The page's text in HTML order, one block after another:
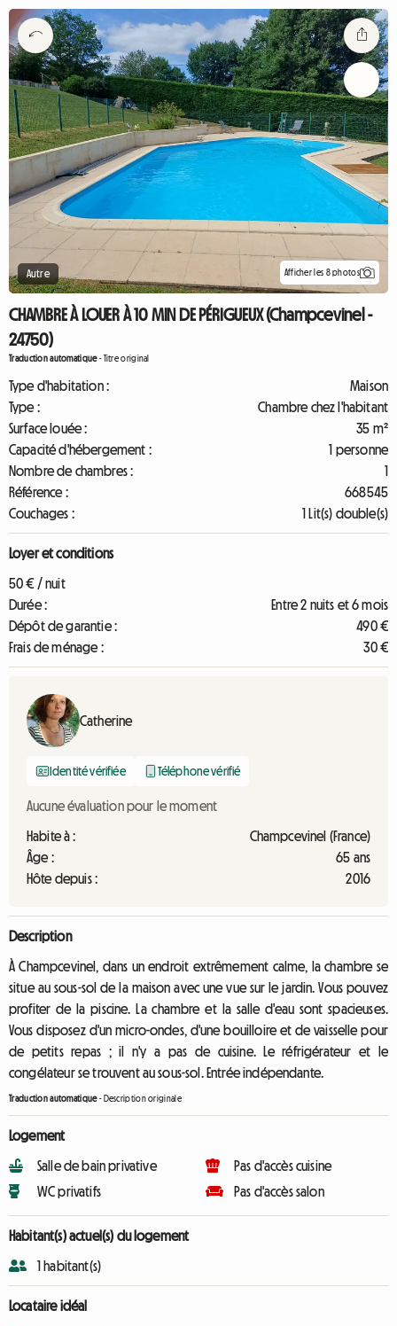
Autre Afficher les 8 photos
CHAMBRE À LOUER À 10 MIN DE PÉRIGUEUX (Champcevinel -
24750)
Traduction automatique-Titre original
Type d'habitation :
Maison
Type :
Chambre chez l'habitant
Surface louée :
35 m²
Capacité d'hébergement :
1 personne
Nombre de chambres :
1
Référence :
668545
Couchages :
1 Lit(s) double(s)
Loyer et conditions
50 € / nuit
Durée :
Entre 2 nuits et 6 mois
Dépôt de garantie :
490 €
Frais de ménage :
30 €
Catherine
Identité vérifiée Téléphone vérifié
Aucune évaluation pour le moment
Habite à :
Champcevinel (France)
Âge :
65 ans
Hôte depuis :
2016
Description
À Champcevinel, dans un endroit extrêmement calme, la chambre se
situe au sous-sol de la maison avec une vue sur le jardin. Vous pouvez
profiter de la piscine. La chambre et la salle d'eau sont spacieuses.
Vous disposez d'un micro-ondes, d'une bouilloire et de vaisselle pour
de petits repas ; il n'y a pas de cuisine. Le réfrigérateur et le
congélateur se trouvent au sous-sol. Entrée indépendante.
Traduction automatique- Description originale
Logement
Salle de bain privative
WC privatifs
Pas d'accès cuisine
Pas d'accès salon
Habitant(s) actuel(s) du logement
1 habitant(s)
Locataire idéal